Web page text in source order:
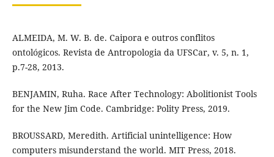
ALMEIDA, M. W. B. de. Caipora e outros conflitos
ontológicos. Revista de Antropologia da UFSCar, v. 5, n. 1,
p.7-28, 2013.
BENJAMIN, Ruha. Race After Technology: Abolitionist Tools
for the New Jim Code. Cambridge: Polity Press, 2019.
BROUSSARD, Meredith. Artificial unintelligence: How
computers misunderstand the world. MIT Press, 2018.